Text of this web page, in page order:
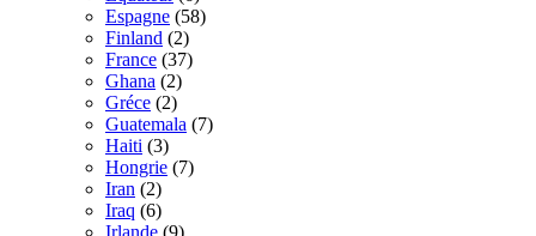
Espagne (58)
Finland (2)
France (37)
Ghana (2)
Gréce (2)
Guatemala (7)
Haiti (3)
Hongrie (7)
Iran (2)
Iraq (6)
Irlande (9)